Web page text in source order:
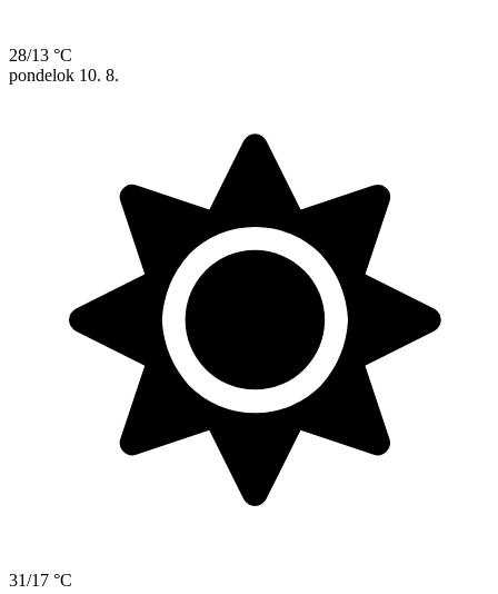
28/13 °C
pondelok 10. 8.
31/17 °C